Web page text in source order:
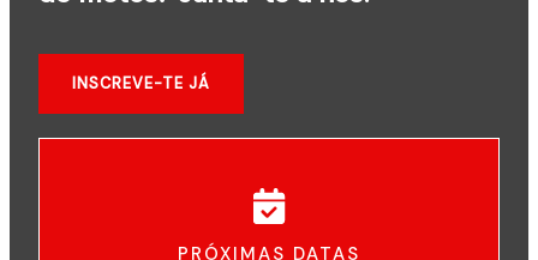
INSCREVE-TE JÁ
PRÓXIMAS DATAS